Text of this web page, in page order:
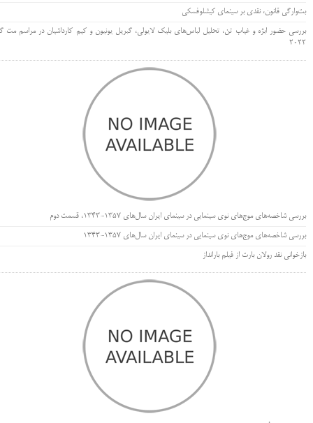
بت‌وارگی قانون، نقدی بر سینمای کیشلوفسکی
بررسی حضور ابژه و غیاب تن، تحلیل لباس‌های بلیک لایولی، گبریل یونیون و کیم کارداشیان در مراسم مت
۲۰۲۲
بررسی شاخصه‌های موج‌های نوی سینمایی در سینمای ایران سال‌های 1357-1343، قسمت دوم
بررسی شاخصه‌های موج‌های نوی سینمایی در سینمای ایران سال‌های 1357-1343
بازخوانی نقد رولان بارت از فیلم بارانداز